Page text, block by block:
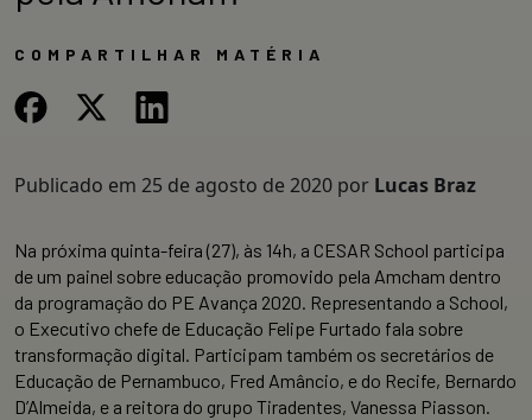
COMPARTILHAR MATÉRIA
Publicado em 25 de agosto de 2020 por Lucas Braz
Na próxima quinta-feira (27), às 14h, a CESAR School participa
de um painel sobre educação promovido pela Amcham dentro
da programação do PE Avança 2020. Representando a School,
o Executivo chefe de Educação Felipe Furtado fala sobre
transformação digital. Participam também os secretários de
Educação de Pernambuco, Fred Amâncio, e do Recife, Bernardo
D’Almeida, e a reitora do grupo Tiradentes, Vanessa Piasson.